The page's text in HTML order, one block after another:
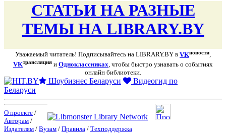
СТАТЬИ НА РАЗНЫЕ
ТЕМЫ НА LIBRARY.BY
Уважаемый читатель! Подписывайтесь на LIBRARY.BY в VKновости,
VKтрансляция и Одноклассниках , чтобы быстро узнавать о событиях
онлайн библиотеки.
Шоубизнес Беларуси
Видеогид по
Беларуси
О проекте /
Авторам /
Издателям / Вузам / Правила / Техподдержка